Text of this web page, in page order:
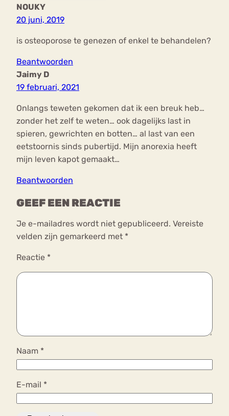
NOUKY
20 juni, 2019
is osteoporose te genezen of enkel te behandelen?
Beantwoorden
Jaimy D
19 februari, 2021
Onlangs teweten gekomen dat ik een breuk heb…
zonder het zelf te weten… ook dagelijks last in
spieren, gewrichten en botten… al last van een
eetstoornis sinds pubertijd. Mijn anorexia heeft
mijn leven kapot gemaakt…
Beantwoorden
GEEF EEN REACTIE
Je e-mailadres wordt niet gepubliceerd. Vereiste
velden zijn gemarkeerd met *
Reactie *
Naam *
E-mail *